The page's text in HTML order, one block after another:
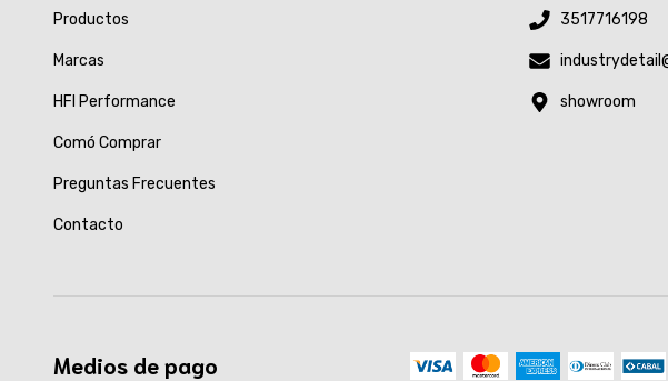
Productos
Marcas
HFI Performance
Comó Comprar
Preguntas Frecuentes
Contacto
3517716198
showroom
Medios de pago